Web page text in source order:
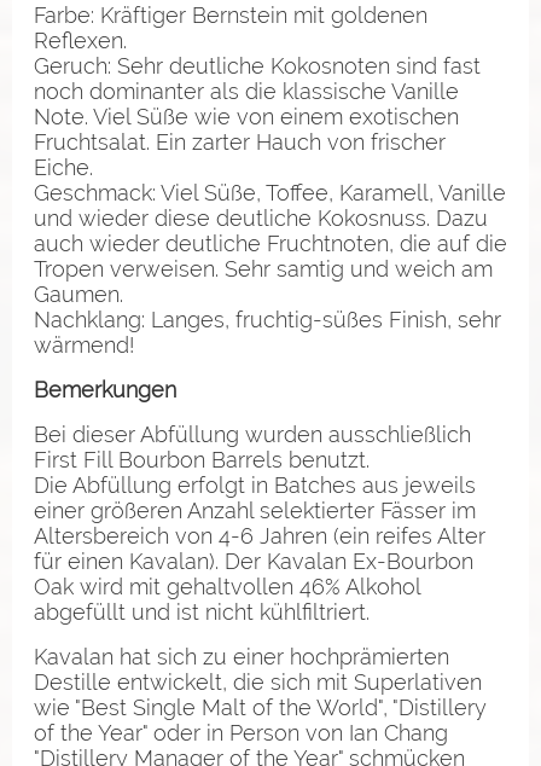
Farbe: Kräftiger Bernstein mit goldenen
Reflexen.
Geruch: Sehr deutliche Kokosnoten sind fast
noch dominanter als die klassische Vanille
Note. Viel Süße wie von einem exotischen
Fruchtsalat. Ein zarter Hauch von frischer
Eiche.
Geschmack: Viel Süße, Toffee, Karamell, Vanille
und wieder diese deutliche Kokosnuss. Dazu
auch wieder deutliche Fruchtnoten, die auf die
Tropen verweisen. Sehr samtig und weich am
Gaumen.
Nachklang: Langes, fruchtig-süßes Finish, sehr
wärmend!
Bemerkungen
Bei dieser Abfüllung wurden ausschließlich
First Fill Bourbon Barrels benutzt.
Die Abfüllung erfolgt in Batches aus jeweils
einer größeren Anzahl selektierter Fässer im
Altersbereich von 4-6 Jahren (ein reifes Alter
für einen Kavalan). Der Kavalan Ex-Bourbon
Oak wird mit gehaltvollen 46% Alkohol
abgefüllt und ist nicht kühlfiltriert.
Kavalan hat sich zu einer hochprämierten
Destille entwickelt, die sich mit Superlativen
wie "Best Single Malt of the World", "Distillery
of the Year" oder in Person von Ian Chang
"Distillery Manager of the Year" schmücken